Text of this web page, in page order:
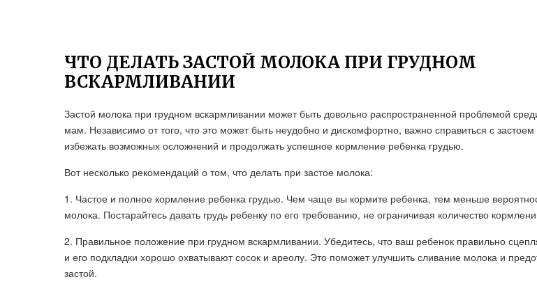
ЧТО ДЕЛАТЬ ЗАСТОЙ МОЛОКА ПРИ ГРУДНОМ
ВСКАРМЛИВАНИИ
Застой молока при грудном вскармливании может быть довольно распространенной проблемой
мам. Независимо от того, что это может быть неудобно и дискомфортно, важно справиться с
избежать возможных осложнений и продолжать успешное кормление ребенка грудью.
Вот несколько рекомендаций о том, что делать при застое молока:
1. Частое и полное кормление ребенка грудью. Чем чаще вы кормите ребенка, тем меньше
молока. Постарайтесь давать грудь ребенку по его требованию, не ограничивая количество
2. Правильное положение при грудном вскармливании. Убедитесь, что ваш ребенок правильно
и его подкладки хорошо охватывают сосок и ареолу. Это поможет улучшить сливание молока и
застой.